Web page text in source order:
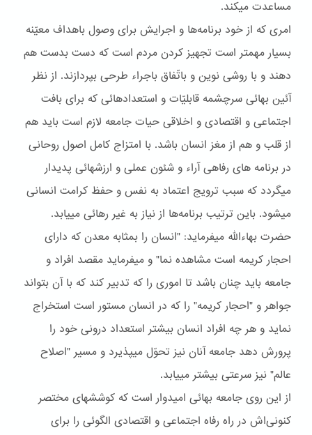
مساعدت ميکند.
امری که از خود برنامه‌ها و اجرايش برای وصول باهداف معيّنه
بسيار مهمتر است تجهيز کردن مردم است که دست بدست هم
دهند و با روشی نوين و باتّفاق باجراء طرحی بپردازند. از نظر
آئين بهائی سرچشمه قابليّات و استعدادهائی که برای بافت
اجتماعی و اقتصادی و اخلاقی حيات جامعه لازم است بايد هم
از قلب و هم از مغز انسان باشد. با امتزاج کامل اصول روحانی
در برنامه های رفاهی آراء و شئون عملی و ارزشهائی پديدار
ميگردد که سبب ترويج اعتماد به نفس و حفظ کرامت انسانی
ميشود. باين ترتيب برنامه‌ها از نياز به غير رهائی مييابد.
حضرت بهاءاللّه ميفرمايد: "انسان را بمثابه معدن که دارای
احجار کريمه است مشاهده نما" و ميفرمايد مقصد افراد و
جامعه بايد چنان باشد تا اموری را که تدبير کند که با آن بتواند
جواهر و "احجار کريمه" را که در انسان مستور است استخراج
نمايد و هر چه افراد انسان بيشتر استعداد درونی خود را
پرورش دهد جامعه آنان نيز تحوّل ميپذيرد و مسير "اصلاح
عالم" نيز سرعتی بيشتر مييابد.
از اين روی جامعه بهائی اميدوار است که کوششهای مختصر
کنونی‌اش در راه رفاه اجتماعی و اقتصادی الگوئی را برای